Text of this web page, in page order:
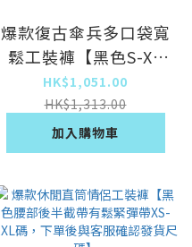
爆款復古傘兵多口袋寬
鬆工裝褲【黑色S-XL
碼，下單後與客服確認
發貨尺碼】
HK$1,051.00
HK$1,313.00
加入購物車